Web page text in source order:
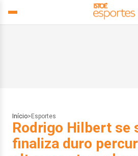
Início> Esportes
Rodrigo Hilbert se
finaliza duro